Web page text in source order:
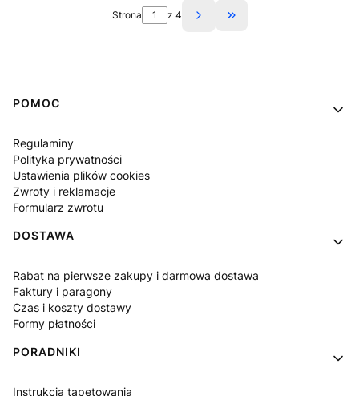
Strona z 4 Przejdź do ostatniej
Linki w stopce
POMOC
Regulaminy
Polityka prywatności
Ustawienia plików cookies
Zwroty i reklamacje
Formularz zwrotu
DOSTAWA
Rabat na pierwsze zakupy i darmowa dostawa
Faktury i paragony
Czas i koszty dostawy
Formy płatności
PORADNIKI
Instrukcja tapetowania